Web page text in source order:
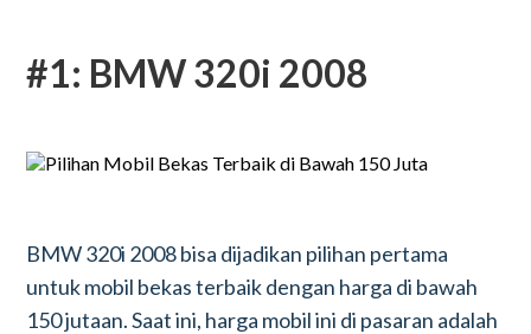
#1: BMW 320i 2008
BMW 320i 2008 bisa dijadikan pilihan pertama
untuk mobil bekas terbaik dengan harga di bawah
150 jutaan. Saat ini, harga mobil ini di pasaran adalah